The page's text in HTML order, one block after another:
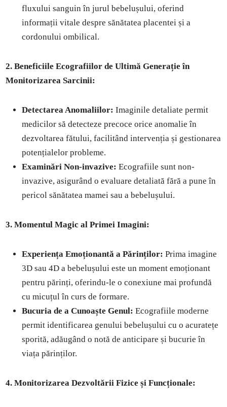
fluxului sanguin în jurul bebelușului, oferind
informații vitale despre sănătatea placentei și a
cordonului ombilical.
2. Beneficiile Ecografiilor de Ultimă Generație în
Monitorizarea Sarcinii:
Detectarea Anomaliilor: Imaginile detaliate permit
medicilor să detecteze precoce orice anomalie în
dezvoltarea fătului, facilitând intervenția și gestionarea
potențialelor probleme.
Examinări Non-invazive: Ecografiile sunt non-
invazive, asigurând o evaluare detaliată fără a pune în
pericol sănătatea mamei sau a bebelușului.
3. Momentul Magic al Primei Imagini:
Experiența Emoționantă a Părinților: Prima imagine
3D sau 4D a bebelușului este un moment emoționant
pentru părinți, oferindu-le o conexiune mai profundă
cu micuțul în curs de formare.
Bucuria de a Cunoaște Genul: Ecografiile moderne
permit identificarea genului bebelușului cu o acuratețe
sporită, adăugând o notă de anticipare și bucurie în
viața părinților.
4. Monitorizarea Dezvoltării Fizice și Funcționale: